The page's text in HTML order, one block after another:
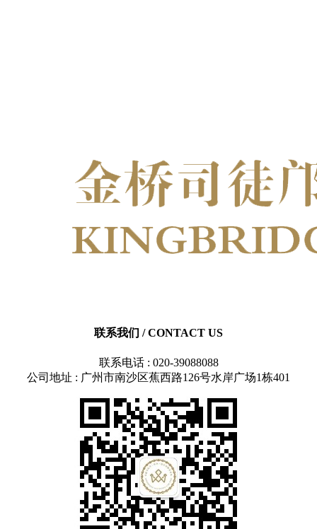
联系我们 / CONTACT US
联系电话 : 020-39088088
公司地址 : 广州市南沙区蕉西路126号水岸广场1栋401